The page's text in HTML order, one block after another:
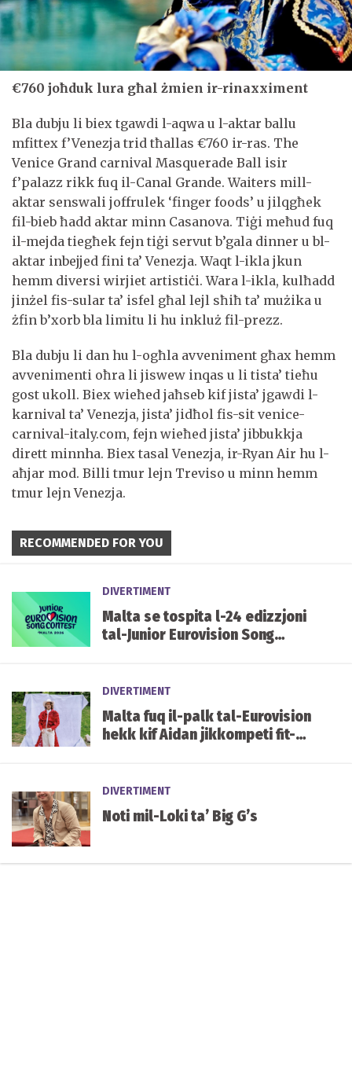
€760 joħduk lura għal żmien ir-rinaxximent
Bla dubju li biex tgawdi l-aqwa u l-aktar ballu
mfittex f’Venezja trid tħallas €760 ir-ras. The
Venice Grand carnival Masquerade Ball isir
f’palazz rikk fuq il-Canal Grande. Waiters mill-
aktar senswali joffrulek ‘finger foods’ u jilqgħek
fil-bieb ħadd aktar minn Casanova. Tiġi meħud fuq
il-mejda tiegħek fejn tiġi servut b’gala dinner u bl-
aktar inbejjed fini ta’ Venezja. Waqt l-ikla jkun
hemm diversi wirjiet artistiċi. Wara l-ikla, kulħadd
jinżel fis-sular ta’ isfel għal lejl sħiħ ta’ mużika u
żfin b’xorb bla limitu li hu inkluż fil-prezz.
Bla dubju li dan hu l-ogħla avveniment għax hemm
avvenimenti oħra li jiswew inqas u li tista’ tieħu
gost ukoll. Biex wieħed jaħseb kif jista’ jgawdi l-
karnival ta’ Venezja, jista’ jidħol fis-sit venice-
carnival-italy.com, fejn wieħed jista’ jibbukkja
dirett minnha. Biex tasal Venezja, ir-Ryan Air hu l-
aħjar mod. Billi tmur lejn Treviso u minn hemm
tmur lejn Venezja.
RECOMMENDED FOR YOU
DIVERTIMENT
Malta se tospita l-24 edizzjoni
tal-Junior Eurovision Song
DIVERTIMENT
Malta fuq il-palk tal-Eurovision
hekk kif Aidan jikkompeti fit-
DIVERTIMENT
Noti mil-Loki ta’ Big G’s